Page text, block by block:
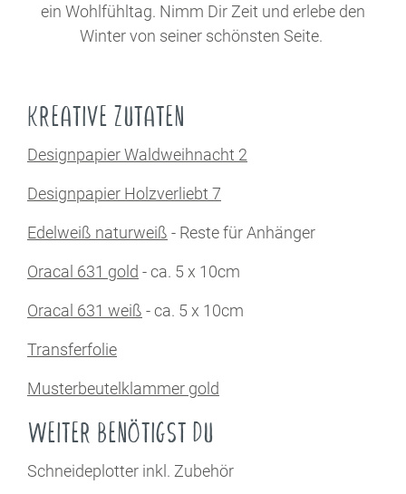
ein Wohlfühltag. Nimm Dir Zeit und erlebe den
Winter von seiner schönsten Seite.
KREATIVE ZUTATEN
Designpapier Waldweihnacht 2
Designpapier Holzverliebt 7
Edelweiß naturweiß - Reste für Anhänger
Oracal 631 gold - ca. 5 x 10cm
Oracal 631 weiß - ca. 5 x 10cm
Transferfolie
Musterbeutelklammer gold
WEITER BENÖTIGST DU
Schneideplotter inkl. Zubehör